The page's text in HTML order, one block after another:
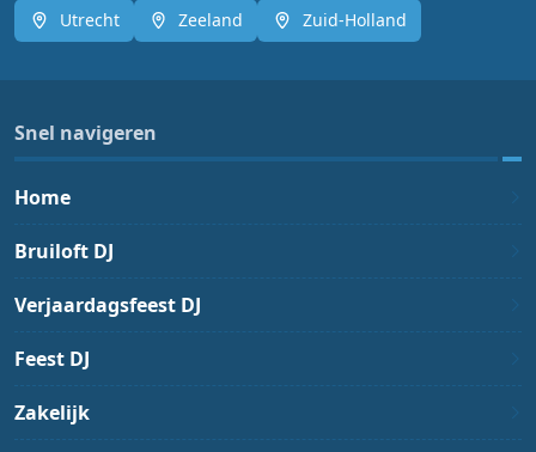
Utrecht
Zeeland Zuid-Holland
Snel navigeren
Home
Bruiloft DJ
Verjaardagsfeest DJ
Feest DJ
Zakelijk